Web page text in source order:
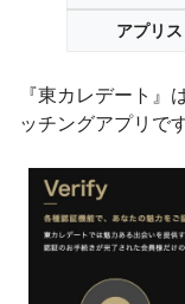
アプリ
『東カレデート
ッチングアプリです